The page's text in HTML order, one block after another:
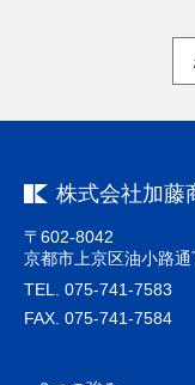
株式会社加藤
〒602-8042
京都市上京区油小路
TEL. 075-741-7583
FAX. 075-741-7584